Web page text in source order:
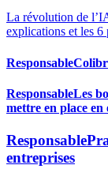
La révolution de
explications et les
Responsable
ResponsableLes
mettre en place en
Responsable
entreprises